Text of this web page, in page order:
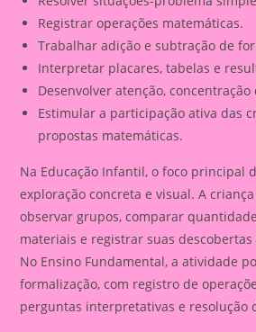
Registrar operações matemáticas.
Trabalhar adição e subtração de
Interpretar placares, tabelas e
Desenvolver atenção,
Estimular a participação ativa das
propostas matemáticas.
Na Educação Infantil, o foco principal
exploração concreta e visual. A
observar grupos, comparar
materiais e registrar suas
No Ensino Fundamental, a atividade
formalização, com registro de
perguntas interpretativas e resolução